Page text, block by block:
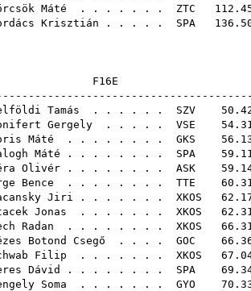
Máté . . . . . . . ZTC
Krisztián . . . . . SPA
Tamás . . . . . . SZV
Gergely . . . . . VSE
Máté . . . . . . . . GKS
Máté . . . . . . . . SPA
Olivér . . . . . . . . ASK
Bence . . . . . . . . TTE
Jiri . . . . . . . XKOS
Jonas . . . . . . . XKOS
Radan . . . . . . . . XKOS
Botond Csegő . . . . GOC
Filip . . . . . . . XKOS
Dávid . . . . . . . . SPA
Soma . . . . . . . GYO